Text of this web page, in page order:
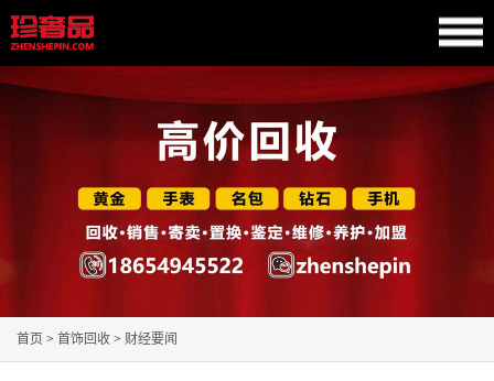
首页 > 首饰回收 > 财经要闻